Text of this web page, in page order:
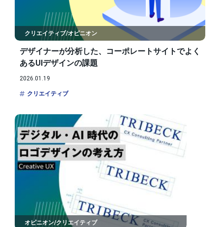
クリエイティブ/オピニオン
デザイナーが分析した、コーポレートサイトでよく
あるUIデザインの課題
2026.01.19
クリエイティブ
オピニオン/クリエイティブ